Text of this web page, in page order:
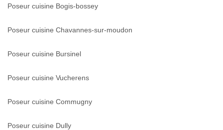
Poseur cuisine Bogis-bossey
Poseur cuisine Chavannes-sur-moudon
Poseur cuisine Bursinel
Poseur cuisine Vucherens
Poseur cuisine Commugny
Poseur cuisine Dully